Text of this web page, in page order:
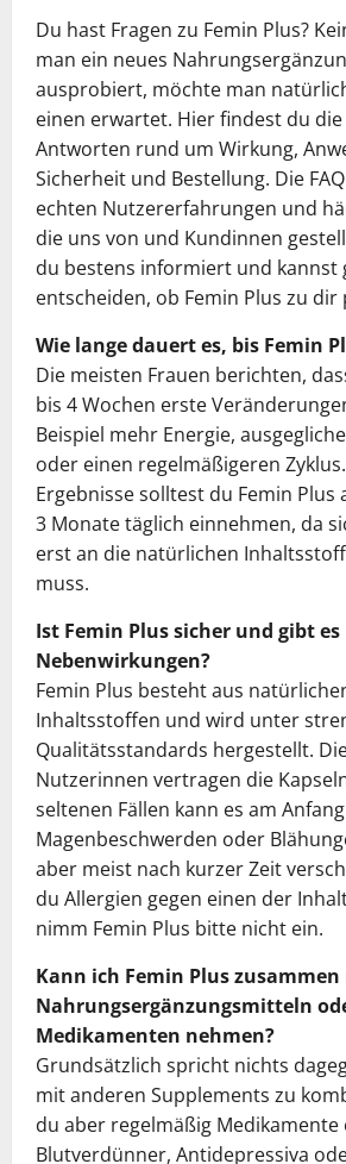
Du hast Fragen zu Femin Plus?
man ein neues
ausprobiert, möchte man
einen erwartet. Hier findest du
Antworten rund um Wirkung,
Sicherheit und Bestellung. Die
echten Nutzererfahrungen und
die uns von und Kundinnen
du bestens informiert und kannst
entscheiden, ob Femin Plus zu dir
Wie lange dauert es, bis Femin
Die meisten Frauen berichten,
bis 4 Wochen erste
Beispiel mehr Energie,
oder einen regelmäßigeren
Ergebnisse solltest du Femin Plus
3 Monate täglich einnehmen, da
erst an die natürlichen
muss.
Ist Femin Plus sicher und gibt es
Nebenwirkungen?
Femin Plus besteht aus
Inhaltsstoffen und wird unter
Qualitätsstandards hergestellt.
Nutzerinnen vertragen die
seltenen Fällen kann es am
Magenbeschwerden oder
aber meist nach kurzer Zeit
du Allergien gegen einen der
nimm Femin Plus bitte nicht ein.
Kann ich Femin Plus
Nahrungsergänzungsmitteln
Medikamenten nehmen?
Grundsätzlich spricht nichts
mit anderen Supplements zu
du aber regelmäßig Medikamente
Blutverdünner, Antidepressiva